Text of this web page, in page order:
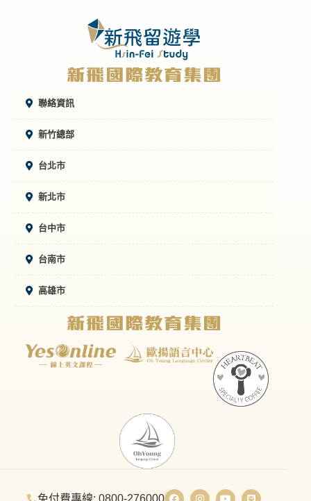
聯絡資訊
新竹總部
台北市
新北市
台中市
台南市
高雄市